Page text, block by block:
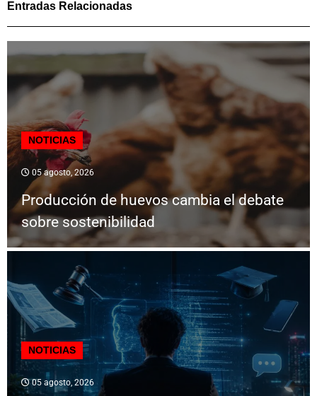
Entradas Relacionadas
NOTICIAS
05 agosto, 2026
Producción de huevos cambia el debate
sobre sostenibilidad
NOTICIAS
05 agosto, 2026